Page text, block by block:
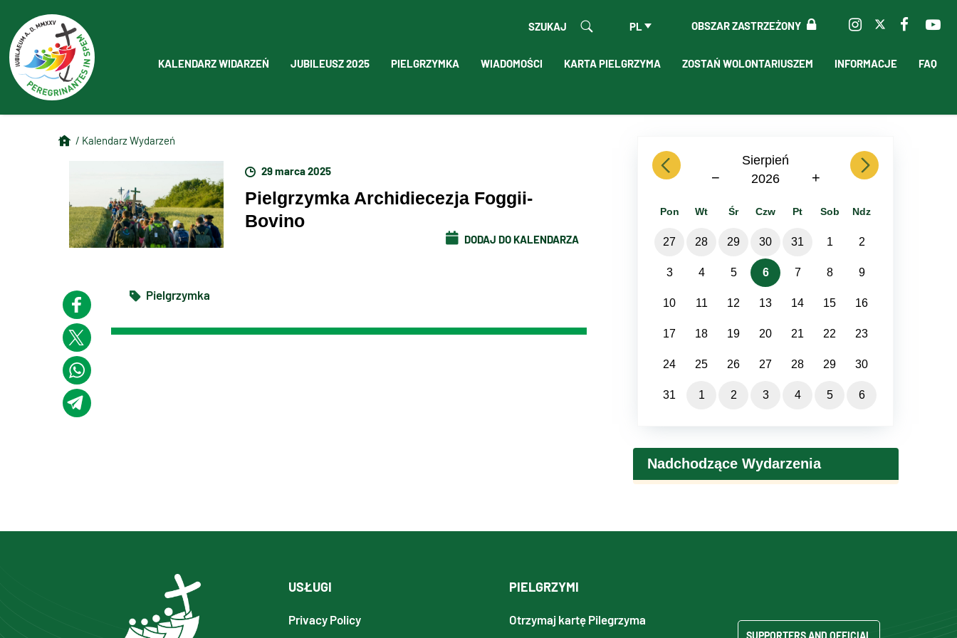
OBSZAR ZASTRZEŻONY
PL
SZUKAJ
KALENDARZ WIDARZEŃ JUBILEUSZ 2025 PIELGRZYMKA WIADOMOŚCI KARTA PIELGRZYMA ZOSTAŃ WOLONTARIUSZEM INFORMACJE FAQ
/ Kalendarz Wydarzeń
29 marca 2025
Pielgrzymka Archidiecezja Foggii-
Bovino
DODAJ DO KALENDARZA
Pielgrzymka
previous
Sierpień
2026
− +
next
Pon Wt Śr Czw Pt Sob Ndz
27 28 29 30 31 1 2
3 4 5 6 7 8 9
10 11 12 13 14 15 16
17 18 19 20 21 22 23
24 25 26 27 28 29 30
31 1 2 3 4 5 6
Nadchodzące Wydarzenia
USŁUGI
Privacy Policy
PIELGRZYMI
Otrzymaj kartę Pilegrzyma
SUPPORTERS AND OFFICIAL